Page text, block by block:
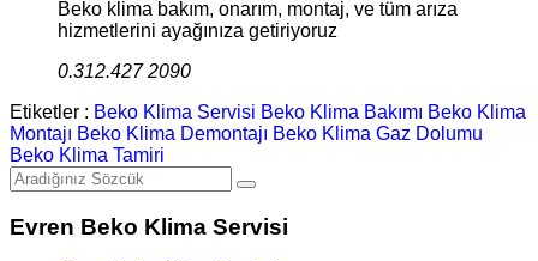
Beko klima bakım, onarım, montaj, ve tüm arıza
hizmetlerini ayağınıza getiriyoruz
0.312.427 2090
Etiketler : Beko Klima Servisi Beko Klima Bakımı Beko Klima
Montajı Beko Klima Demontajı Beko Klima Gaz Dolumu
Beko Klima Tamiri
Evren Beko Klima Servisi